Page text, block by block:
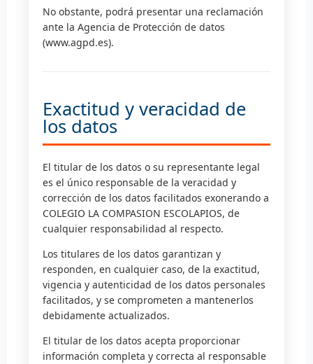
No obstante, podrá presentar una reclamación
ante la Agencia de Protección de datos
(www.agpd.es).
Exactitud y veracidad de
los datos
El titular de los datos o su representante legal
es el único responsable de la veracidad y
corrección de los datos facilitados exonerando a
COLEGIO LA COMPASION ESCOLAPIOS, de
cualquier responsabilidad al respecto.
Los titulares de los datos garantizan y
responden, en cualquier caso, de la exactitud,
vigencia y autenticidad de los datos personales
facilitados, y se comprometen a mantenerlos
debidamente actualizados.
El titular de los datos acepta proporcionar
información completa y correcta al responsable